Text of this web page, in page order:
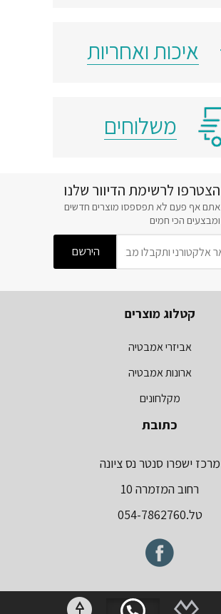
איכות ואחריות
משלוחים
הצטרפו לרשימת הדיוור שלנו
אתם אף פעם לא תפספסו מוצרים חדשים
ומבצעים הכי חמים
קטלוג מוצרים
אביזרי אמבטיה
ארונות אמבטיה
מקלחונים
כתובת
מרכז ישפרו סנטר נס ציונה
רחוב המזמרה 10
טל.054-7862760